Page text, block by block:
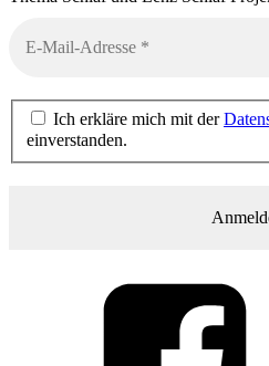
Ich erkläre mich mit der
einverstanden.